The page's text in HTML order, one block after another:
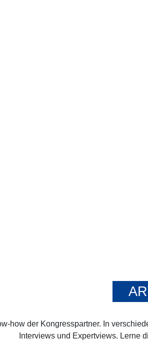
how der Kongresspartner. In
Interviews und Expertviews. Lerne